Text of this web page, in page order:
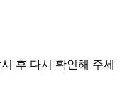
후 다시 확인해 주세